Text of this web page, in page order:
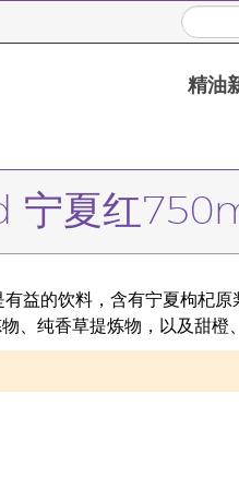
精油
宁夏红
益的饮料，含有宁夏枸杞
、纯香草提炼物，以及甜橙